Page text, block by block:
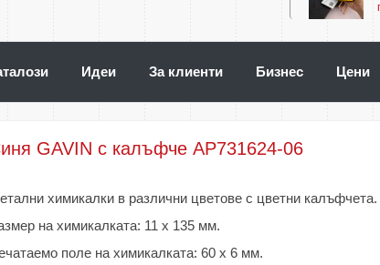
Идеи За клиенти Бизнес Цени
GAVIN с калъфче AP731624-06
химикалки в различни цветове с цветни калъфчета.
на химикалката: 11 х 135 мм.
поле на химикалката: 60 х 6 мм.